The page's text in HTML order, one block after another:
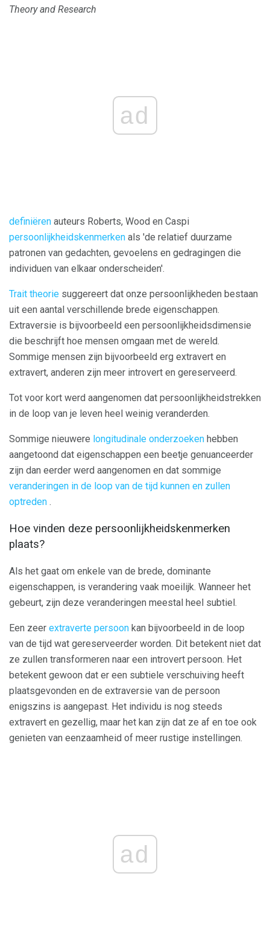
Theory and Research
ad
definiëren auteurs Roberts, Wood en Caspi
persoonlijkheidskenmerken als 'de relatief duurzame
patronen van gedachten, gevoelens en gedragingen die
individuen van elkaar onderscheiden'.
Trait theorie suggereert dat onze persoonlijkheden bestaan ​​
uit een aantal verschillende brede eigenschappen.
Extraversie is bijvoorbeeld een persoonlijkheidsdimensie
die beschrijft hoe mensen omgaan met de wereld.
Sommige mensen zijn bijvoorbeeld erg extravert en
extravert, anderen zijn meer introvert en gereserveerd.
Tot voor kort werd aangenomen dat persoonlijkheidstrekken
in de loop van je leven heel weinig veranderden.
Sommige nieuwere longitudinale onderzoeken hebben
aangetoond dat eigenschappen een beetje genuanceerder
zijn dan eerder werd aangenomen en dat sommige
veranderingen in de loop van de tijd kunnen en zullen
optreden .
Hoe vinden deze persoonlijkheidskenmerken
plaats?
Als het gaat om enkele van de brede, dominante
eigenschappen, is verandering vaak moeilijk. Wanneer het
gebeurt, zijn deze veranderingen meestal heel subtiel.
Een zeer extraverte persoon kan bijvoorbeeld in de loop
van de tijd wat gereserveerder worden. Dit betekent niet dat
ze zullen transformeren naar een introvert persoon. Het
betekent gewoon dat er een subtiele verschuiving heeft
plaatsgevonden en de extraversie van de persoon
enigszins is aangepast. Het individu is nog steeds
extravert en gezellig, maar het kan zijn dat ze af en toe ook
genieten van eenzaamheid of meer rustige instellingen.
ad